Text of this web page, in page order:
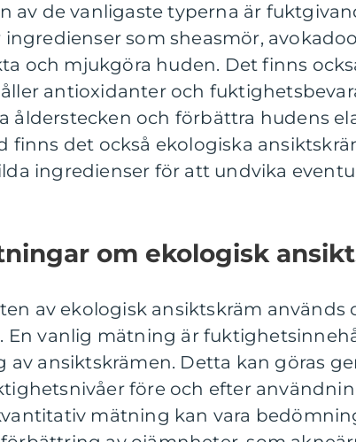
av de vanligaste typerna är
som sheasmör,
och mjukgöra huden. Det finns
antioxidanter och
ålderstecken och förbättra hudens
finns det också ekologiska
ingredienser för att undvika
om ekologisk
av ekologisk ansiktskräm används
En vanlig mätning är
av ansiktskrämen. Detta kan göras
före och efter
mätning kan vara